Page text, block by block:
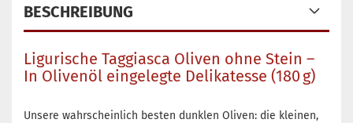
BESCHREIBUNG
Ligurische Taggiasca Oliven ohne Stein –
In Olivenöl eingelegte Delikatesse (180 g)
Unsere wahrscheinlich besten dunklen Oliven: die kleinen,